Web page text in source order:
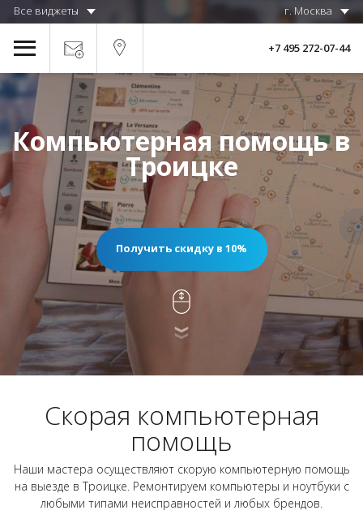
Все виджеты г. Москва
+7 495 272-07-44
Компьютерная помощь в
Троицке
Получить скидку в 10%
Скорая компьютерная
помощь
Наши мастера осуществляют скорую компьютерную помощь
на выезде в Троицке. Ремонтируем компьютеры и ноутбуки с
любыми типами неисправностей и любых брендов.